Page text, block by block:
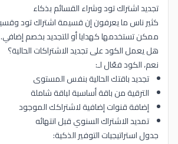
تجديد اشتراك تود وشراء القسائم بذكاء
ممكن تستخدمها كهدايا أو للتجديد بخصم إضافي.
هل يعمل الكود على تجديد الاشتراكات الحالية؟
نعم، الكود فعّال لـ:
تجديد باقتك الحالية بنفس المستوى
الترقية من باقة أساسية لباقة شاملة
إضافة قنوات إضافية لاشتراكك الموجود
تمديد الاشتراك السنوي قبل انتهائه
جدول استراتيجيات التوفير الذكية: